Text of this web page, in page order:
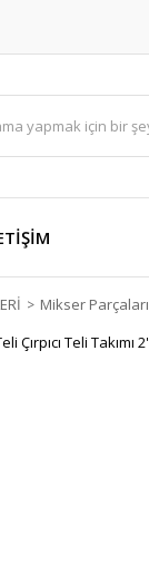
Mikser Parçaları